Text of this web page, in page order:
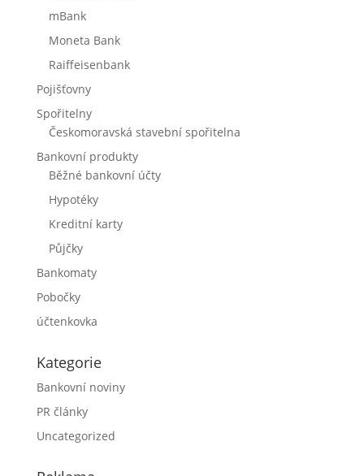
mBank
Moneta Bank
Raiffeisenbank
Pojišťovny
Spořitelny
Českomoravská stavební spořitelna
Bankovní produkty
Běžné bankovní účty
Hypotéky
Kreditní karty
Půjčky
Bankomaty
Pobočky
účtenkovka
Kategorie
Bankovní noviny
PR články
Uncategorized